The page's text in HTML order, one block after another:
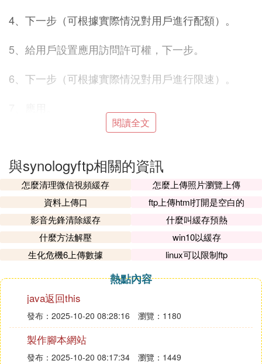
4、下一步（可根據實際情況對用戶進行配額）。
5、給用戶設置應用訪問許可權，下一步。
6、下一步（可根據實際情況對用戶進行限速）。
P，勾選上啟用FTP服務（無加密），設置好FTP服
銀猛務所使用的埠編號。
2、滾動條下拉，選擇高級設置。
3、在高級設置中勾選啟動FTP文件傳輸日誌，勾選
更改用戶根目錄（勾選上這個設置FTP用戶的根目錄
錄），然後點擊選擇用戶。
4、點擊新增，選擇相應的用戶或者用戶群組，並設
置FTP的根目錄，FTP的根目錄就是選擇的共享文件
夾。建議選擇用戶群組，這樣每次新增用戶時只需加
入用戶群組即可，無需再設置FTP。
閱讀全文
與synologyftp相關的資訊
怎麼清理微信視頻緩存
怎麼上傳照片瀏覽上傳
資料上傳口
ftp上傳html打開是空白的
影音先鋒清除緩存
什麼叫緩存預熱
什麼方法解壓
win10以緩存
生化危機6上傳數據
linux可以限制ftp
熱點內容
java返回this
發布：2025-10-20 08:28:16 瀏覽：1180
製作腳本網站
發布：2025-10-20 08:17:34 瀏覽：1449